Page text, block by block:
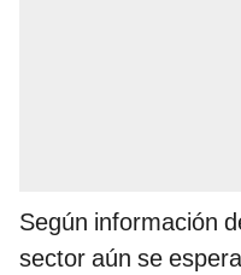
Según información
sector aún se